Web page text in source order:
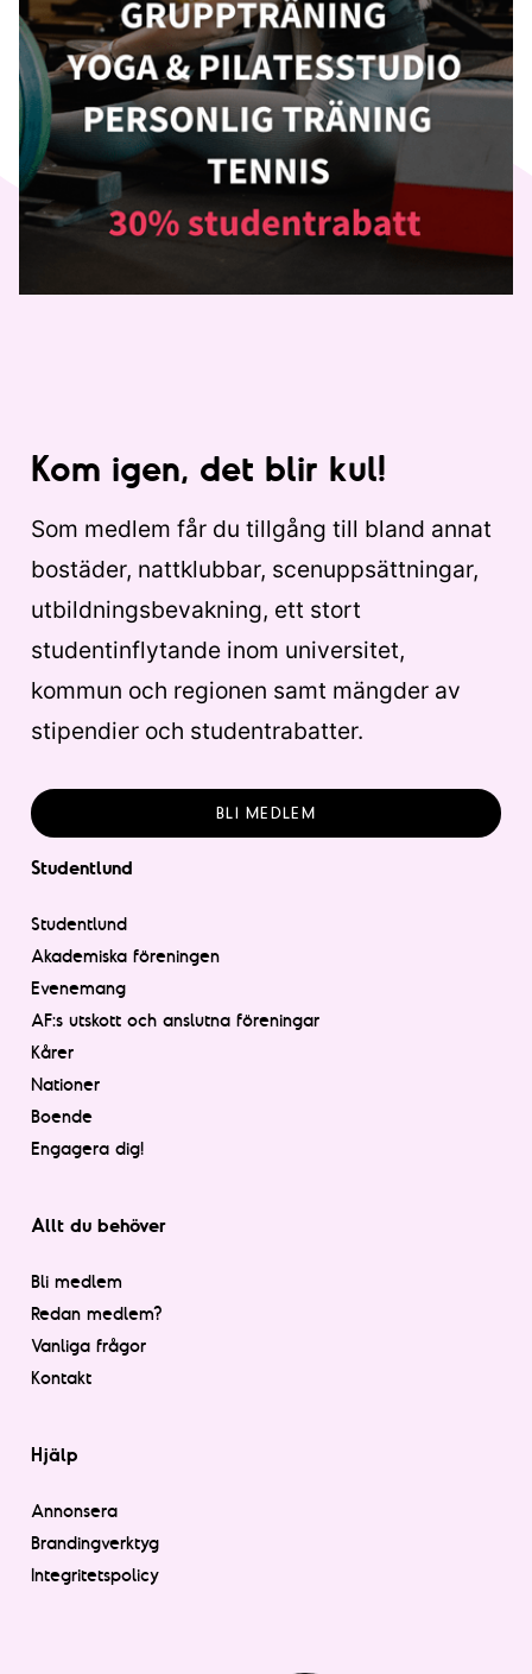
Kom igen, det blir kul!
Som medlem får du tillgång till bland annat
bostäder, nattklubbar, scenuppsättningar,
utbildningsbevakning, ett stort
studentinflytande inom universitet,
kommun och regionen samt mängder av
stipendier och studentrabatter.
BLI MEDLEM
Studentlund
Studentlund
Akademiska föreningen
Evenemang
AF:s utskott och anslutna föreningar
Kårer
Nationer
Boende
Engagera dig!
Allt du behöver
Bli medlem
Redan medlem?
Vanliga frågor
Kontakt
Hjälp
Annonsera
Brandingverktyg
Integritetspolicy